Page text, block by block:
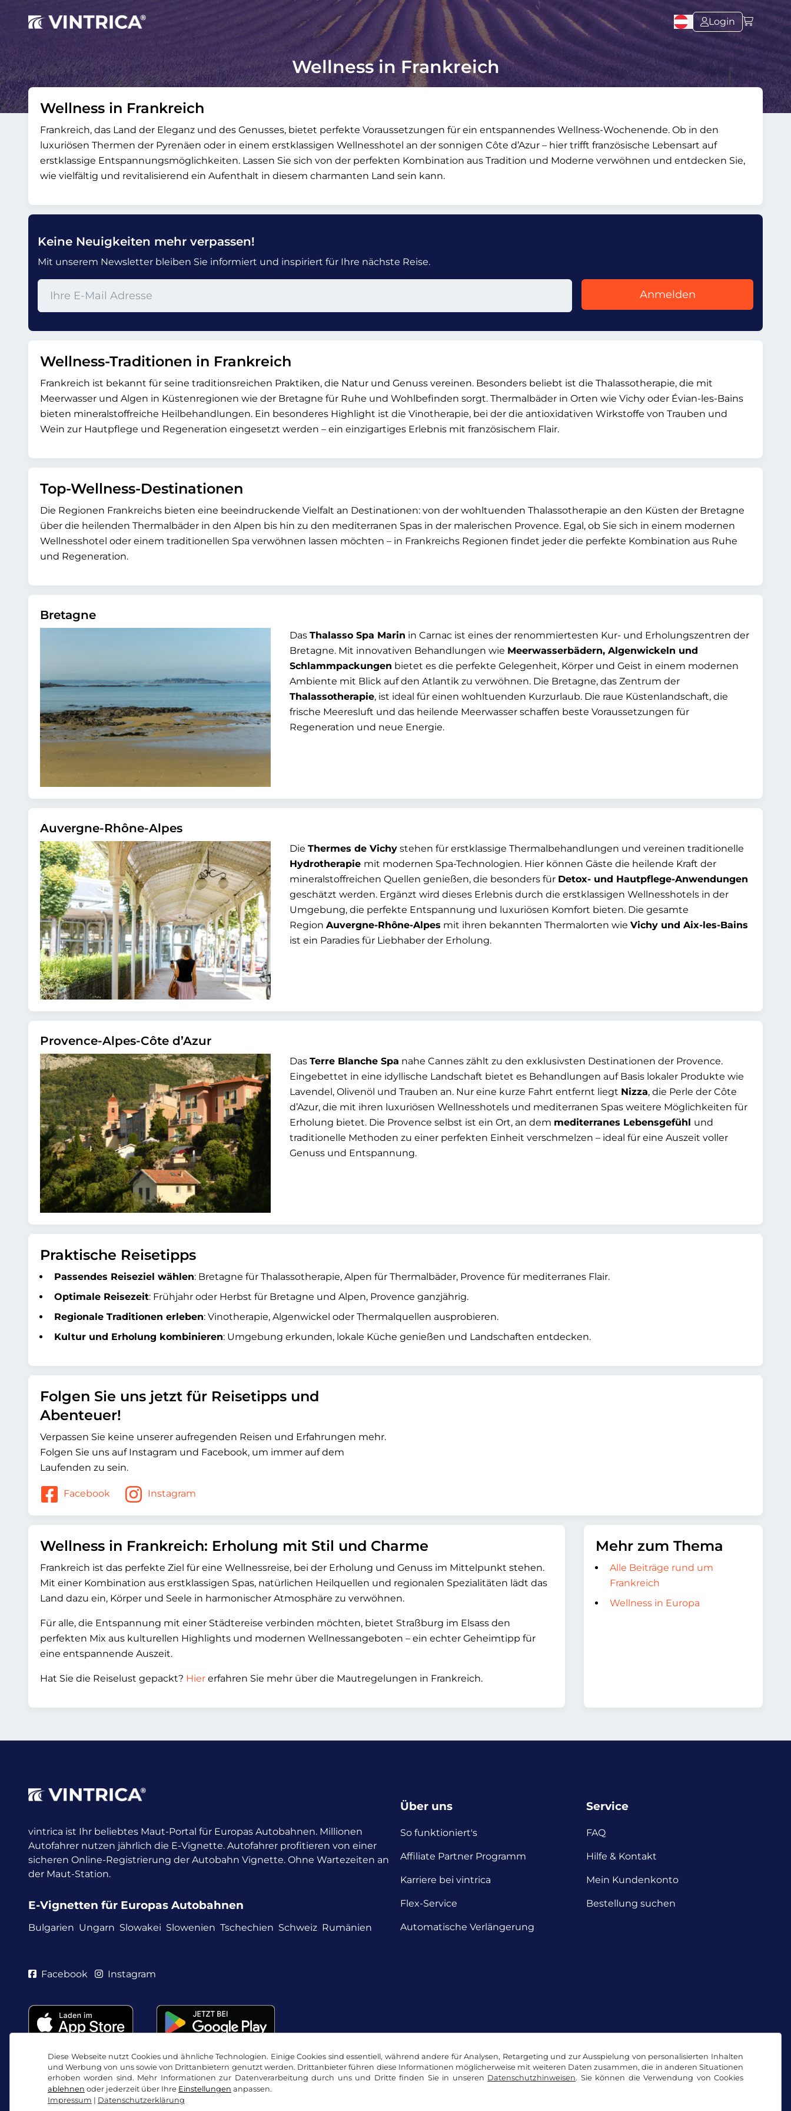
Diese Webseite nutzt Cookies und ähnliche Technologien. Einige Cookies sind essentiell, während andere für Analysen, Retargeting und zur Ausspielung von personalisierten Inhalten
und Werbung von uns sowie von Drittanbietern genutzt werden. Drittanbieter führen diese Informationen möglicherweise mit weiteren Daten zusammen, die in anderen Situationen
erhoben worden sind. Mehr Informationen zur Datenverarbeitung durch uns und Dritte finden Sie in unseren Datenschutzhinweisen. Sie können die Verwendung von Cookies
ablehnen oder jederzeit über Ihre Einstellungen anpassen.
Impressum | Datenschutzerklärung
Login
Wellness in Frankreich
Wellness in Frankreich
Frankreich, das Land der Eleganz und des Genusses, bietet perfekte Voraussetzungen für ein entspannendes Wellness-Wochenende. Ob in den
luxuriösen Thermen der Pyrenäen oder in einem erstklassigen Wellnesshotel an der sonnigen Côte d’Azur – hier trifft französische Lebensart auf
erstklassige Entspannungsmöglichkeiten. Lassen Sie sich von der perfekten Kombination aus Tradition und Moderne verwöhnen und entdecken Sie,
wie vielfältig und revitalisierend ein Aufenthalt in diesem charmanten Land sein kann.
Keine Neuigkeiten mehr verpassen!
Mit unserem Newsletter bleiben Sie informiert und inspiriert für Ihre nächste Reise.
Anmelden
Wellness-Traditionen in Frankreich
Frankreich ist bekannt für seine traditionsreichen Praktiken, die Natur und Genuss vereinen. Besonders beliebt ist die Thalassotherapie, die mit
Meerwasser und Algen in Küstenregionen wie der Bretagne für Ruhe und Wohlbefinden sorgt. Thermalbäder in Orten wie Vichy oder Évian-les-Bains
bieten mineralstoffreiche Heilbehandlungen. Ein besonderes Highlight ist die Vinotherapie, bei der die antioxidativen Wirkstoffe von Trauben und
Wein zur Hautpflege und Regeneration eingesetzt werden – ein einzigartiges Erlebnis mit französischem Flair.
Top-Wellness-Destinationen
Die Regionen Frankreichs bieten eine beeindruckende Vielfalt an Destinationen: von der wohltuenden Thalassotherapie an den Küsten der Bretagne
über die heilenden Thermalbäder in den Alpen bis hin zu den mediterranen Spas in der malerischen Provence. Egal, ob Sie sich in einem modernen
Wellnesshotel oder einem traditionellen Spa verwöhnen lassen möchten – in Frankreichs Regionen findet jeder die perfekte Kombination aus Ruhe
und Regeneration.
Bretagne
Das Thalasso Spa Marin in Carnac ist eines der renommiertesten Kur- und Erholungszentren der
Bretagne. Mit innovativen Behandlungen wie Meerwasserbädern, Algenwickeln und
Schlammpackungen bietet es die perfekte Gelegenheit, Körper und Geist in einem modernen
Ambiente mit Blick auf den Atlantik zu verwöhnen. Die Bretagne, das Zentrum der
Thalassotherapie, ist ideal für einen wohltuenden Kurzurlaub. Die raue Küstenlandschaft, die
frische Meeresluft und das heilende Meerwasser schaffen beste Voraussetzungen für
Regeneration und neue Energie.
Auvergne-Rhône-Alpes
Die Thermes de Vichy stehen für erstklassige Thermalbehandlungen und vereinen traditionelle
Hydrotherapie mit modernen Spa-Technologien. Hier können Gäste die heilende Kraft der
mineralstoffreichen Quellen genießen, die besonders für Detox- und Hautpflege-Anwendungen
geschätzt werden. Ergänzt wird dieses Erlebnis durch die erstklassigen Wellnesshotels in der
Umgebung, die perfekte Entspannung und luxuriösen Komfort bieten. Die gesamte
Region Auvergne-Rhône-Alpes mit ihren bekannten Thermalorten wie Vichy und Aix-les-Bains
ist ein Paradies für Liebhaber der Erholung.
Provence-Alpes-Côte d’Azur
Das Terre Blanche Spa nahe Cannes zählt zu den exklusivsten Destinationen der Provence.
Eingebettet in eine idyllische Landschaft bietet es Behandlungen auf Basis lokaler Produkte wie
Lavendel, Olivenöl und Trauben an. Nur eine kurze Fahrt entfernt liegt Nizza, die Perle der Côte
d’Azur, die mit ihren luxuriösen Wellnesshotels und mediterranen Spas weitere Möglichkeiten für
Erholung bietet. Die Provence selbst ist ein Ort, an dem mediterranes Lebensgefühl und
traditionelle Methoden zu einer perfekten Einheit verschmelzen – ideal für eine Auszeit voller
Genuss und Entspannung.
Praktische Reisetipps
Passendes Reiseziel wählen: Bretagne für Thalassotherapie, Alpen für Thermalbäder, Provence für mediterranes Flair.
Optimale Reisezeit: Frühjahr oder Herbst für Bretagne und Alpen, Provence ganzjährig.
Regionale Traditionen erleben: Vinotherapie, Algenwickel oder Thermalquellen ausprobieren.
Kultur und Erholung kombinieren: Umgebung erkunden, lokale Küche genießen und Landschaften entdecken.
Folgen Sie uns jetzt für Reisetipps und
Abenteuer!
Verpassen Sie keine unserer aufregenden Reisen und Erfahrungen mehr.
Folgen Sie uns auf Instagram und Facebook, um immer auf dem
Laufenden zu sein.
Facebook Instagram
Wellness in Frankreich: Erholung mit Stil und Charme
Frankreich ist das perfekte Ziel für eine Wellnessreise, bei der Erholung und Genuss im Mittelpunkt stehen.
Mit einer Kombination aus erstklassigen Spas, natürlichen Heilquellen und regionalen Spezialitäten lädt das
Land dazu ein, Körper und Seele in harmonischer Atmosphäre zu verwöhnen.
Für alle, die Entspannung mit einer Städtereise verbinden möchten, bietet Straßburg im Elsass den
perfekten Mix aus kulturellen Highlights und modernen Wellnessangeboten – ein echter Geheimtipp für
eine entspannende Auszeit.
Hat Sie die Reiselust gepackt? Hier erfahren Sie mehr über die Mautregelungen in Frankreich.
Mehr zum Thema
Alle Beiträge rund um
Frankreich
Wellness in Europa
vintrica ist Ihr beliebtes Maut-Portal für Europas Autobahnen. Millionen
Autofahrer nutzen jährlich die E-Vignette. Autofahrer profitieren von einer
sicheren Online-Registrierung der Autobahn Vignette. Ohne Wartezeiten an
der Maut-Station.
E-Vignetten für Europas Autobahnen
Bulgarien Ungarn Slowakei Slowenien Tschechien Schweiz Rumänien
Über uns
So funktioniert's
Affiliate Partner Programm
Karriere bei vintrica
Flex-Service
Automatische Verlängerung
Service
FAQ
Hilfe & Kontakt
Mein Kundenkonto
Bestellung suchen
Facebook Instagram